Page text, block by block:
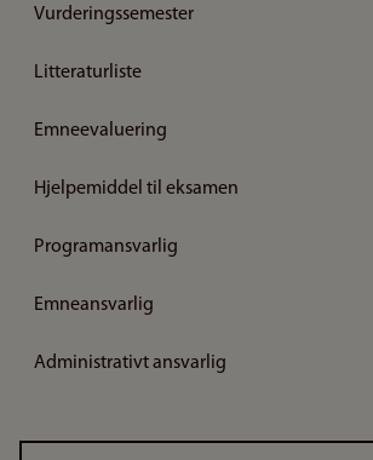
Vurderingssemester
Litteraturliste
Emneevaluering
Hjelpemiddel til eksamen
Programansvarlig
Emneansvarlig
Administrativt ansvarlig